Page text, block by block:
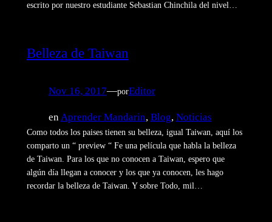
escrito por nuestro estudiante Sebastian Chinchila del nivel…
Belleza de Taiwan
Nov 16, 2017—porEditor
enAprender Mandarin, Blog, Noticias
Como todos los paises tienen su belleza, igual Taiwan, aquí los
comparto un “ preview “ Fe una película que habla la belleza
de Taiwan. Para los que no conocen a Taiwan, espero que
algún día llegan a conocer y los que ya conocen, les hago
recordar la belleza de Taiwan. Y sobre Todo, mil…